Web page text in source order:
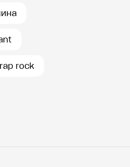
rap rock